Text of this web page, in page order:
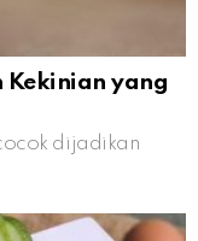
Kekinian yang
dijadikan